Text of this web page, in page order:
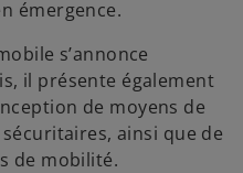
émergence.
s’annonce
il présente également
de moyens de
ainsi que de
de mobilité.